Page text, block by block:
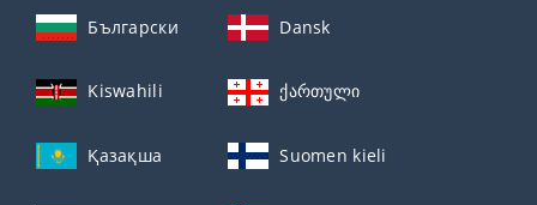
Български Dansk
Kiswahili ქართული
Қазақша Suomen kieli